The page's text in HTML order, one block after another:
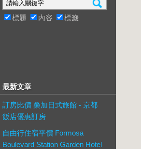
標題 內容 標籤
最新文章
訂房比價 桑加日式旅館 - 京都
飯店優惠訂房
自由行住宿平價 Formosa
Boulevard Station Garden Hotel